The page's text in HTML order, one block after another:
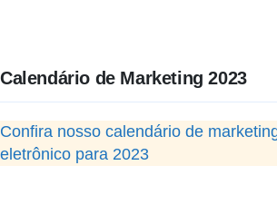
Calendário de Marketing 2023
Confira nosso calendário de
eletrônico para 2023